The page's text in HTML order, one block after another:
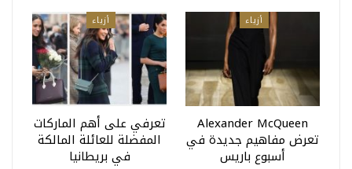
أزياء
Alexander McQueen
تعرض مفاهيم جديدة في
أسبوع باريس
أزياء
تعرفي على أهم الماركات
المفضلة للعائلة المالكة
في بريطانيا